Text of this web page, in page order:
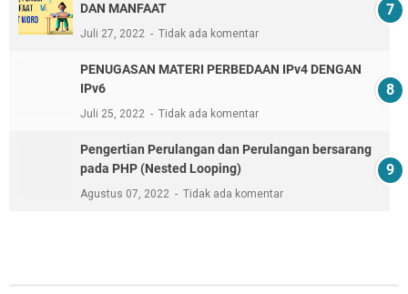
DAN MANFAAT
Juli 27, 2022 Tidak ada komentar
PENUGASAN MATERI PERBEDAAN IPv4 DENGAN
IPv6
Juli 25, 2022 Tidak ada komentar
Pengertian Perulangan dan Perulangan bersarang
pada PHP (Nested Looping)
Agustus 07, 2022 Tidak ada komentar